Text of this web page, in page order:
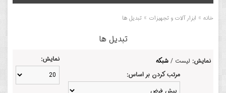
خانه » ابزار آلات و تجهیزات » تبدیل ها
تبدیل ها
نمایش: لیست / شبکه
نمایش:
مرتب کردن بر اساس: